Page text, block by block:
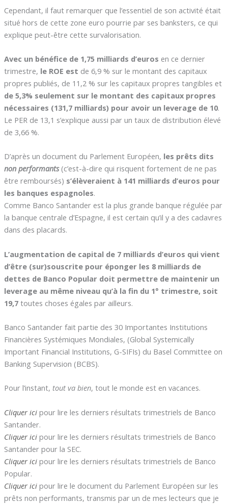
Cependant, il faut remarquer que l’essentiel de son activité était
situé hors de cette zone euro pourrie par ses banksters, ce qui
explique peut-être cette survalorisation.
Avec un bénéfice de 1,75 milliards d’euros en ce dernier
trimestre, le ROE est de 6,9 % sur le montant des capitaux
propres publiés, de 11,2 % sur les capitaux propres tangibles et
de 5,3% seulement sur le montant des capitaux propres
nécessaires (131,7 milliards) pour avoir un leverage de 10.
Le PER de 13,1 s’explique aussi par un taux de distribution élevé
de 3,66 %.
D’après un document du Parlement Européen, les prêts dits
non performants (c’est-à-dire qui risquent fortement de ne pas
être remboursés) s’élèveraient à 141 milliards d’euros pour
les banques espagnoles.
Comme Banco Santander est la plus grande banque régulée par
la banque centrale d’Espagne, il est certain qu’il y a des cadavres
dans des placards.
L’augmentation de capital de 7 milliards d’euros qui vient
d’être (sur)souscrite pour éponger les 8 milliards de
dettes de Banco Popular doit permettre de maintenir un
leverage au même niveau qu’à la fin du 1° trimestre, soit
19,7toutes choses égales par ailleurs.
Banco Santander fait partie des 30 Importantes Institutions
Financières Systémiques Mondiales, (Global Systemically
Important Financial Institutions, G-SIFIs) du Basel Committee on
Banking Supervision (BCBS).
Pour l’instant, tout va bien, tout le monde est en vacances.
Cliquer icipour lire les derniers résultats trimestriels de Banco
Santander.
Cliquer ici pour lire les derniers résultats trimestriels de Banco
Santander pour la SEC.
Cliquer icipour lire les derniers résultats trimestriels de Banco
Popular.
Cliquer ici pour lire le document du Parlement Européen sur les
prêts non performants, transmis par un de mes lecteurs que je